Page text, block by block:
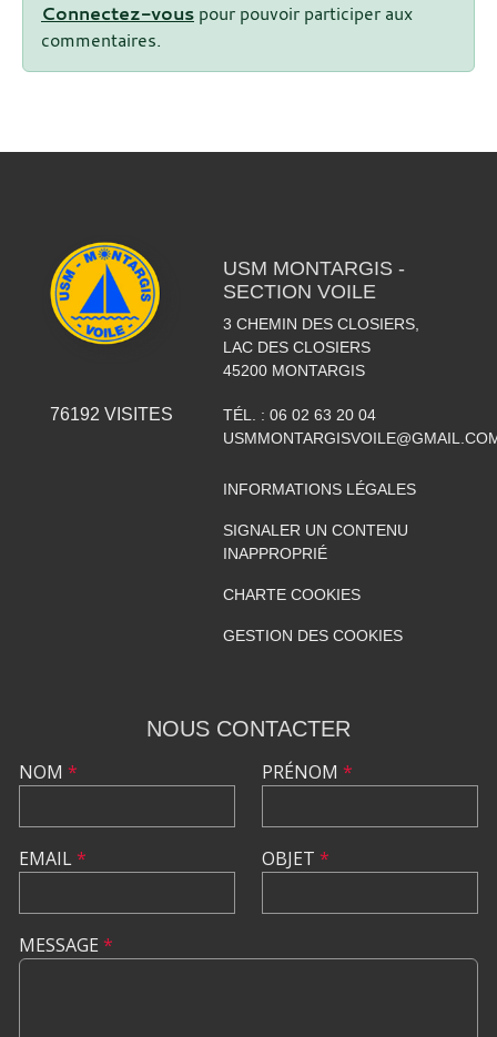
Connectez-vous pour pouvoir participer aux
commentaires.
76192 VISITES
USM MONTARGIS -
SECTION VOILE
3 CHEMIN DES CLOSIERS,
LAC DES CLOSIERS
45200 MONTARGIS
TÉL. : 06 02 63 20 04
INFORMATIONS LÉGALES
SIGNALER UN CONTENU
INAPPROPRIÉ
CHARTE COOKIES
GESTION DES COOKIES
NOUS CONTACTER
NOM *
EMAIL*
PRÉNOM *
OBJET *
MESSAGE *